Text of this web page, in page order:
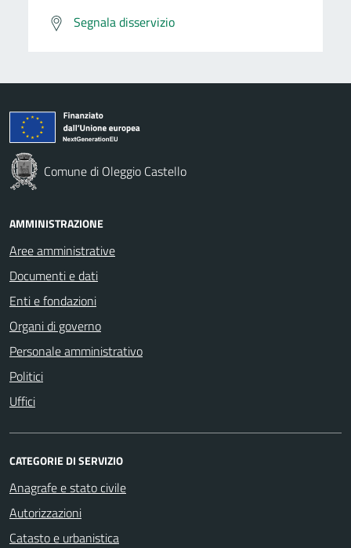
Segnala disservizio
Comune di Oleggio Castello
AMMINISTRAZIONE
Aree amministrative
Documenti e dati
Enti e fondazioni
Organi di governo
Personale amministrativo
Politici
Uffici
CATEGORIE DI SERVIZIO
Anagrafe e stato civile
Autorizzazioni
Catasto e urbanistica